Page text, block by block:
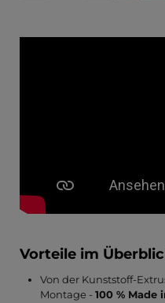
Vorteile im
Von der Kunststoff-
Montage - 100 % Made